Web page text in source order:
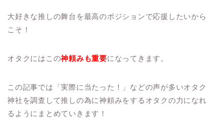
大好きな推しの舞台を最高のポジションで応援したいから
こそ！
オタクにはこの神頼みも重要になってきます。
この記事では「実際に当たった！」などの声が多いオタク
神社を調査して推しの為に神頼みをするオタクの力になれ
るようにまとめていきます！